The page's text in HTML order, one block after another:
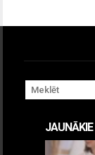
JAUNĀKIE